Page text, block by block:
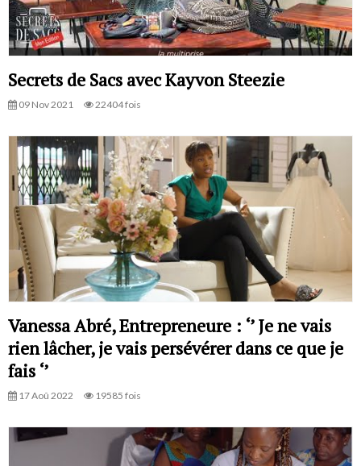
Secrets de Sacs avec Kayvon Steezie
09 Nov 2021 22404 fois
Vanessa Abré, Entrepreneure : ‘’ Je ne vais
rien lâcher, je vais persévérer dans ce que je
fais ‘’
17 Aoû 2022 19585 fois